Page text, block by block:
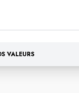
VALEURS